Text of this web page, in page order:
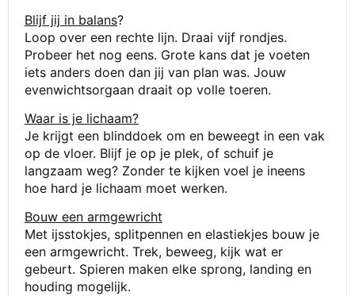
Blijf jij in balans?
Loop over een rechte lijn. Draai vijf rondjes.
Probeer het nog eens. Grote kans dat je voeten
iets anders doen dan jij van plan was. Jouw
evenwichtsorgaan draait op volle toeren.
Waar is je lichaam?
Je krijgt een blinddoek om en beweegt in een vak
op de vloer. Blijf je op je plek, of schuif je
langzaam weg? Zonder te kijken voel je ineens
hoe hard je lichaam moet werken.
Bouw een armgewricht
Met ijsstokjes, splitpennen en elastiekjes bouw je
een armgewricht. Trek, beweeg, kijk wat er
gebeurt. Spieren maken elke sprong, landing en
houding mogelijk.